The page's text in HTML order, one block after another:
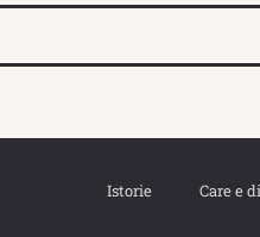
Istorie Care e